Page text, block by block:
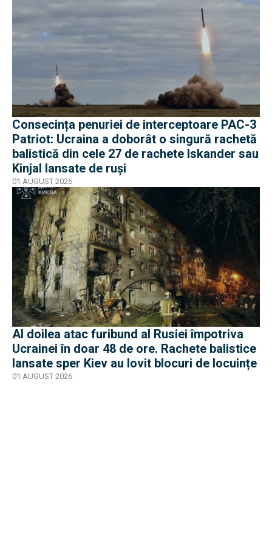
Consecința penuriei de interceptoare PAC-3
Patriot: Ucraina a doborât o singură rachetă
balistică din cele 27 de rachete Iskander sau
Kinjal lansate de ruși
01 AUGUST 2026
Al doilea atac furibund al Rusiei împotriva
Ucrainei în doar 48 de ore. Rachete balistice
lansate sper Kiev au lovit blocuri de locuințe
01 AUGUST 2026